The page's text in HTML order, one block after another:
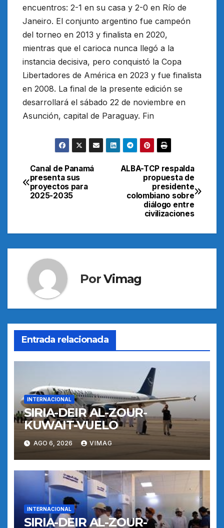
encuentros: 2-1 en su casa y 2-0 en Río de
Janeiro. El conjunto argentino fue campeón
del torneo en 2013 y finalista en 2020,
mientras que el carioca nunca llegó a la
instancia decisiva, pero conquistó la Copa
Libertadores de América en 2023 y fue finalista
en 2008. La final de la presente edición se
desarrollará el sábado 22 de noviembre en
Asunción, capital de Paraguay. Fin
Navegación
de
ALBA-TCP respalda
propuesta de
presidente
colombiano sobre
diálogo entre
civilizaciones
Canal de Panamá
presenta sus
proyectos para
2025-2035
PorVimag
Entrada relacionada
INTERNACIONAL
SIRIA-DEIR AL-ZOUR-
KUWAIT-VUELO
AGO 6, 2026 VIMAG
INTERNACIONAL
SIRIA-DEIR AL-ZOUR-